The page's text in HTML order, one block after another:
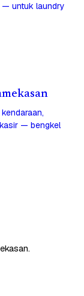
— untuk laundry
— bengkel